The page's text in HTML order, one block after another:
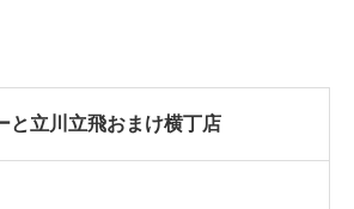
と立川立飛おまけ横丁店